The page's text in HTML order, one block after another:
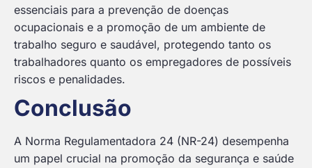
essenciais para a prevenção de doenças
ocupacionais e a promoção de um ambiente de
trabalho seguro e saudável, protegendo tanto os
trabalhadores quanto os empregadores de possíveis
riscos e penalidades.
Conclusão
A Norma Regulamentadora 24 (NR-24) desempenha
um papel crucial na promoção da segurança e saúde